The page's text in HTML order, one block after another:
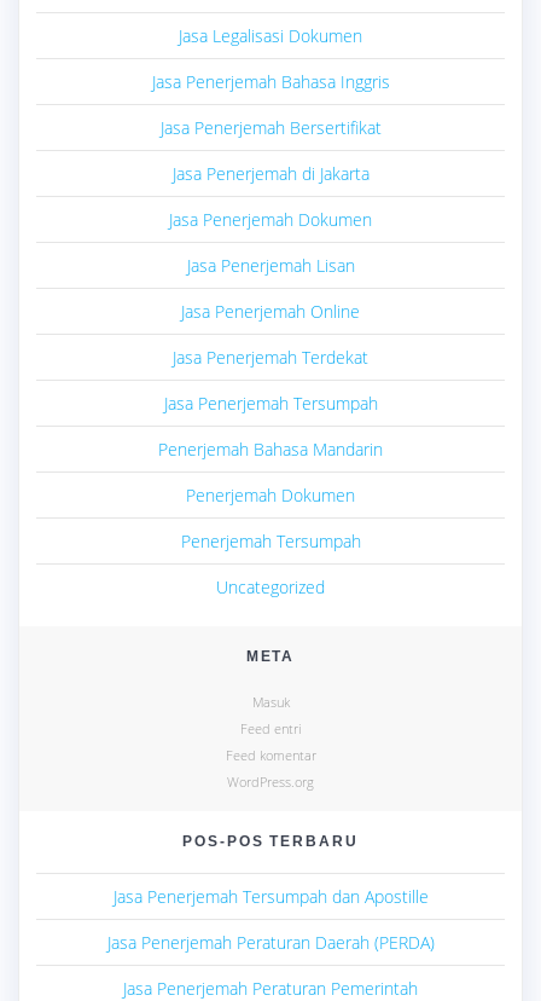
Jasa Legalisasi Dokumen
Jasa Penerjemah Bahasa Inggris
Jasa Penerjemah Bersertifikat
Jasa Penerjemah di Jakarta
Jasa Penerjemah Dokumen
Jasa Penerjemah Lisan
Jasa Penerjemah Online
Jasa Penerjemah Terdekat
Jasa Penerjemah Tersumpah
Penerjemah Bahasa Mandarin
Penerjemah Dokumen
Penerjemah Tersumpah
Uncategorized
META
Masuk
Feed entri
Feed komentar
WordPress.org
POS-POS TERBARU
Jasa Penerjemah Tersumpah dan Apostille
Jasa Penerjemah Peraturan Daerah (PERDA)
Jasa Penerjemah Peraturan Pemerintah